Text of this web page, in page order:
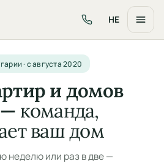
HE
· с августа 2020
и домов
команда,
ваш дом
неделю или раз в две —